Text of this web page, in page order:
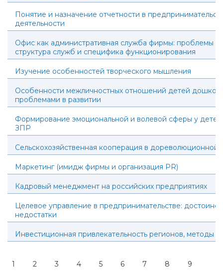
Понятие и назначение отчетности в
деятельности
Офис как административная служба фирмы: проблемы
структура служб и специфика функционирования
Изучение особенностей творческого мышления
Особенности межличностных отношений детей
проблемами в развитии
Формирование эмоциональной и волевой сферы у детей
ЗПР
Сельскохозяйственная кооперация в дореволюционной
Маркетинг (имидж фирмы и организация PR)
Кадровый менеджмент на российских предприятиях
Целевое управление в предпринимательстве:
недостатки
Инвестиционная привлекательность регионов, методы
1 2 3 4 5 6 7 8
9